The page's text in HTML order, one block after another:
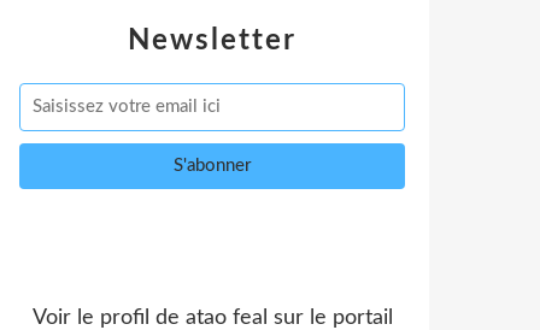
Newsletter
Voir le profil de atao feal sur le portail